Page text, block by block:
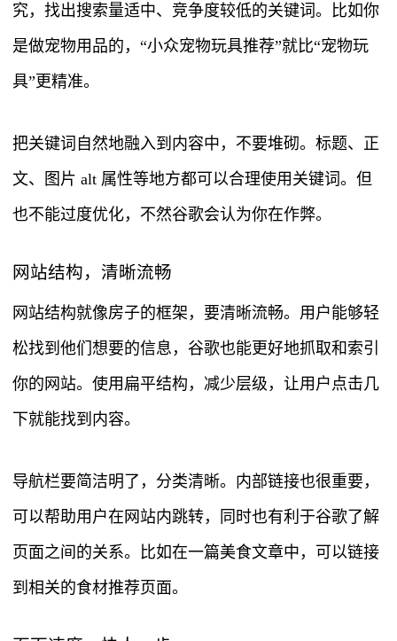
究，找出搜索量适中、竞争度较低的关键词。比如你
是做宠物用品的，“小众宠物玩具推荐”就比“宠物玩
具”更精准。
把关键词自然地融入到内容中，不要堆砌。标题、正
文、图片 alt 属性等地方都可以合理使用关键词。但
也不能过度优化，不然谷歌会认为你在作弊。
网站结构，清晰流畅
网站结构就像房子的框架，要清晰流畅。用户能够轻
松找到他们想要的信息，谷歌也能更好地抓取和索引
你的网站。使用扁平结构，减少层级，让用户点击几
下就能找到内容。
导航栏要简洁明了，分类清晰。内部链接也很重要，
可以帮助用户在网站内跳转，同时也有利于谷歌了解
页面之间的关系。比如在一篇美食文章中，可以链接
到相关的食材推荐页面。